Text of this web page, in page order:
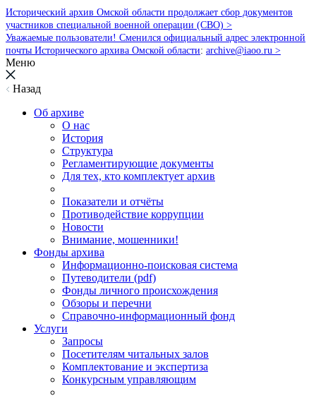
Исторический архив Омской области продолжает сбор документов
участников специальной военной операции (СВО) >
Уважаемые пользователи! Сменился официальный адрес электронной
почты Исторического архива Омской области: archive@iaoo.ru >
Меню
Назад
Об архиве
О нас
История
Структура
Регламентирующие документы
Для тех, кто комплектует архив
Показатели и отчёты
Противодействие коррупции
Новости
Внимание, мошенники!
Фонды архива
Информационно-поисковая система
Путеводители (pdf)
Фонды личного происхождения
Обзоры и перечни
Справочно-информационный фонд
Услуги
Запросы
Посетителям читальных залов
Комплектование и экспертиза
Конкурсным управляющим